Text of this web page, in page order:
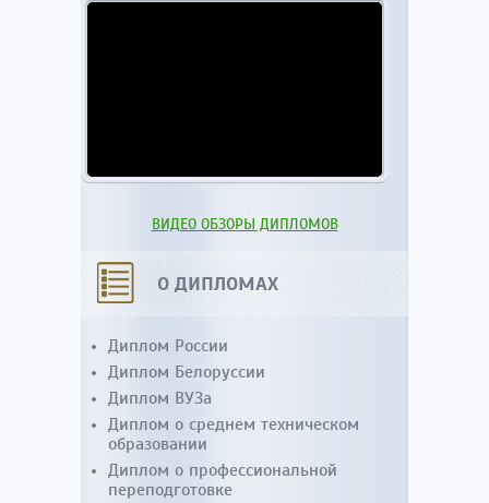
ВИДЕО ОБЗОРЫ ДИПЛОМОВ
О ДИПЛОМАХ
Диплом России
Диплом Белоруссии
Диплом ВУЗа
Диплом о среднем техническом
образовании
Диплом о профессиональной
переподготовке